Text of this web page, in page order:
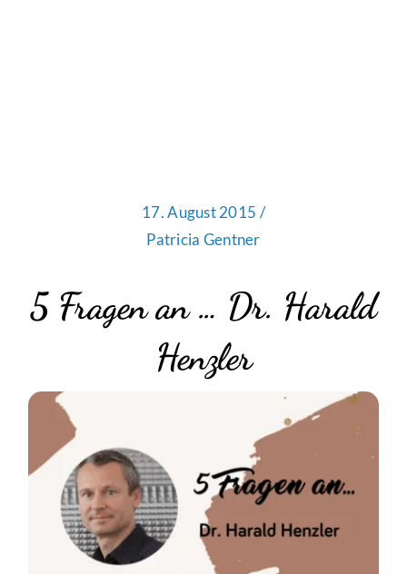
17. August 2015 /
Patricia Gentner
5 Fragen an … Dr. Harald
Henzler